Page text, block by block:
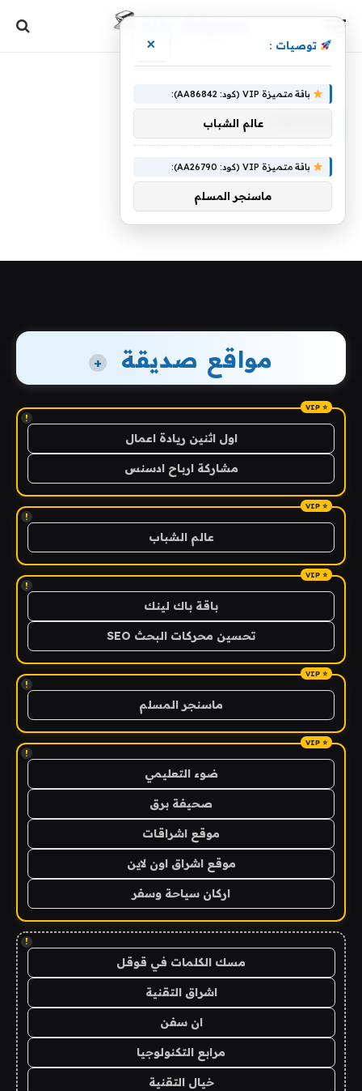
مواقع صديقة +
!
اول اثنين ريادة اعمال
مشاركة ارباح ادسنس
!
عالم الشباب
!
باقة باك لينك
تحسين محركات البحث SEO
!
ماسنجر المسلم
!
ضوء التعليمي
صحيفة برق
موقع اشراقات
موقع اشراق اون لاين
اركان سياحة وسفر
!
مسك الكلمات في قوقل
اشراق التقنية
ان سفن
مرابع التكنولوجيا
خيال التقنية
توصيات : ×
باقة متميزة VIP (كود: AA86842):
عالم الشباب
باقة متميزة VIP (كود: AA26790):
ماسنجر المسلم